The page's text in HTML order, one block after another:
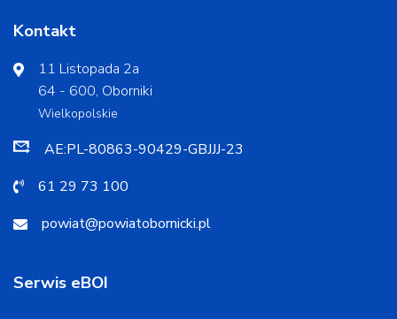
Kontakt
11 Listopada 2a
64 - 600, Oborniki
Wielkopolskie
AE:PL-80863-90429-GBJJJ-23
61 29 73 100
powiat@powiatobornicki.pl
Serwis eBOI